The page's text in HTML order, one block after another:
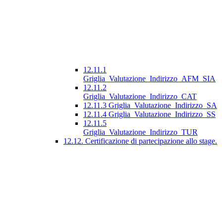
12.11.1
Griglia_Valutazione_Indirizzo_AFM_SIA
12.11.2
Griglia_Valutazione_Indirizzo_CAT
12.11.3 Griglia_Valutazione_Indirizzo_SA
12.11.4 Griglia_Valutazione_Indirizzo_SS
12.11.5
Griglia_Valutazione_Indirizzo_TUR
12.12. Certificazione di partecipazione allo stage.